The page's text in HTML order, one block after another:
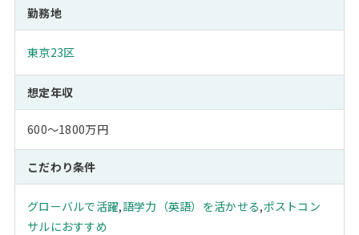
勤務地
東京23区
想定年収
600～1800万円
こだわり条件
グローバルで活躍,語学力（英語）を活かせる,ポストコン
サルにおすすめ